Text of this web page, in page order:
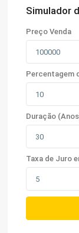
Simulador
Preço Venda
Percentagem
Duração
Taxa de Juro